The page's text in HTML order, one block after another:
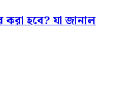
করা হবে? যা জানাল